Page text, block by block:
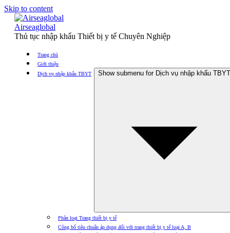
Skip to content
Airseaglobal
Thủ tục nhập khẩu Thiết bị y tế Chuyên Nghiệp
Trang chủ
Giới thiệu
Dịch vụ nhập khẩu TBYT
Show submenu for Dịch vụ nhập khẩu TBYT
Phân loại Trang thiết bị y tế
Công bố tiêu chuẩn áp dụng đối với trang thiết bị y tế loại A, B